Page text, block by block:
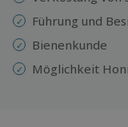
Führung und
Bienenkunde
Möglichkeit